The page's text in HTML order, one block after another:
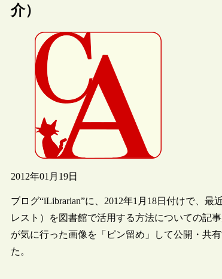
介）
2012年01月19日
ブログ“iLibrarian”に、2012年1月18日付けで、
レスト）を図書館で活用する方法についての記
が気に行った画像を「ピン留め」して公開・共
た。